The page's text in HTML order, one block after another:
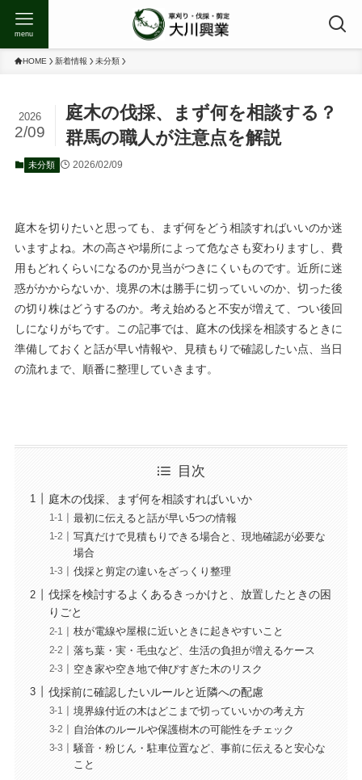
menu
HOME 新着情報 未分類
庭木の伐採、まず何を相談する？
群馬の職人が注意点を解説
2026
2/09
未分類 2026/02/09
庭木を切りたいと思っても、まず何をどう相談すればいいのか迷
いますよね。木の高さや場所によって危なさも変わりますし、費
用もどれくらいになるのか見当がつきにくいものです。近所に迷
惑がかからないか、境界の木は勝手に切っていいのか、切った後
の切り株はどうするのか。考え始めると不安が増えて、つい後回
しになりがちです。この記事では、庭木の伐採を相談するときに
準備しておくと話が早い情報や、見積もりで確認したい点、当日
の流れまで、順番に整理していきます。
目次
庭木の伐採、まず何を相談すればいいか
最初に伝えると話が早い5つの情報
写真だけで見積もりできる場合と、現地確認が必要な
場合
伐採と剪定の違いをざっくり整理
伐採を検討するよくあるきっかけと、放置したときの困
りごと
枝が電線や屋根に近いときに起きやすいこと
落ち葉・実・毛虫など、生活の負担が増えるケース
空き家や空き地で伸びすぎた木のリスク
伐採前に確認したいルールと近隣への配慮
境界線付近の木はどこまで切っていいかの考え方
自治体のルールや保護樹木の可能性をチェック
騒音・粉じん・駐車位置など、事前に伝えると安心な
こと